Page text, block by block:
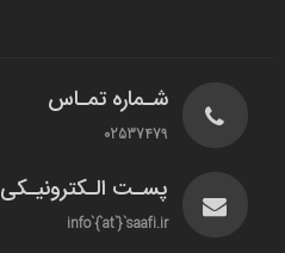
شـماره تمـاس
02537479
پسـت الـکترونیـکی
info`{`at`}`saafi.ir